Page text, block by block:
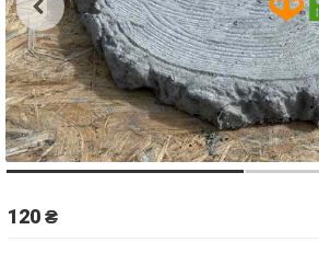
120 ₴